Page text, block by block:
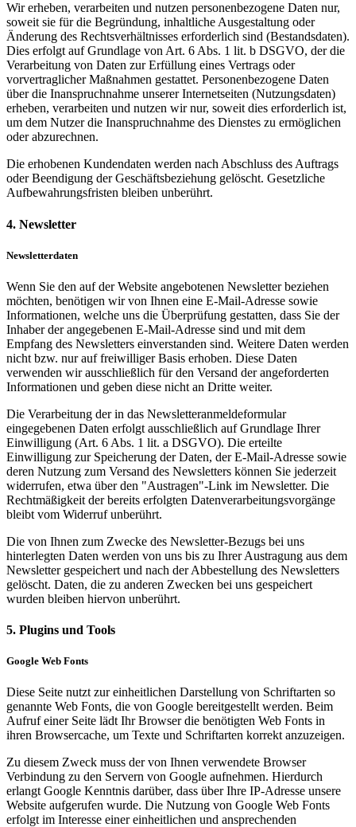
Wir erheben, verarbeiten und nutzen personenbezogene Daten nur,
soweit sie für die Begründung, inhaltliche Ausgestaltung oder
Änderung des Rechtsverhältnisses erforderlich sind (Bestandsdaten).
Dies erfolgt auf Grundlage von Art. 6 Abs. 1 lit. b DSGVO, der die
Verarbeitung von Daten zur Erfüllung eines Vertrags oder
vorvertraglicher Maßnahmen gestattet. Personenbezogene Daten
über die Inanspruchnahme unserer Internetseiten (Nutzungsdaten)
erheben, verarbeiten und nutzen wir nur, soweit dies erforderlich ist,
um dem Nutzer die Inanspruchnahme des Dienstes zu ermöglichen
oder abzurechnen.
Die erhobenen Kundendaten werden nach Abschluss des Auftrags
oder Beendigung der Geschäftsbeziehung gelöscht. Gesetzliche
Aufbewahrungsfristen bleiben unberührt.
4. Newsletter
Newsletterdaten
Wenn Sie den auf der Website angebotenen Newsletter beziehen
möchten, benötigen wir von Ihnen eine E-Mail-Adresse sowie
Informationen, welche uns die Überprüfung gestatten, dass Sie der
Inhaber der angegebenen E-Mail-Adresse sind und mit dem
Empfang des Newsletters einverstanden sind. Weitere Daten werden
nicht bzw. nur auf freiwilliger Basis erhoben. Diese Daten
verwenden wir ausschließlich für den Versand der angeforderten
Informationen und geben diese nicht an Dritte weiter.
Die Verarbeitung der in das Newsletteranmeldeformular
eingegebenen Daten erfolgt ausschließlich auf Grundlage Ihrer
Einwilligung (Art. 6 Abs. 1 lit. a DSGVO). Die erteilte
Einwilligung zur Speicherung der Daten, der E-Mail-Adresse sowie
deren Nutzung zum Versand des Newsletters können Sie jederzeit
widerrufen, etwa über den "Austragen"-Link im Newsletter. Die
Rechtmäßigkeit der bereits erfolgten Datenverarbeitungsvorgänge
bleibt vom Widerruf unberührt.
Die von Ihnen zum Zwecke des Newsletter-Bezugs bei uns
hinterlegten Daten werden von uns bis zu Ihrer Austragung aus dem
Newsletter gespeichert und nach der Abbestellung des Newsletters
gelöscht. Daten, die zu anderen Zwecken bei uns gespeichert
wurden bleiben hiervon unberührt.
5. Plugins und Tools
Google Web Fonts
Diese Seite nutzt zur einheitlichen Darstellung von Schriftarten so
genannte Web Fonts, die von Google bereitgestellt werden. Beim
Aufruf einer Seite lädt Ihr Browser die benötigten Web Fonts in
ihren Browsercache, um Texte und Schriftarten korrekt anzuzeigen.
Zu diesem Zweck muss der von Ihnen verwendete Browser
Verbindung zu den Servern von Google aufnehmen. Hierdurch
erlangt Google Kenntnis darüber, dass über Ihre IP-Adresse unsere
Website aufgerufen wurde. Die Nutzung von Google Web Fonts
erfolgt im Interesse einer einheitlichen und ansprechenden